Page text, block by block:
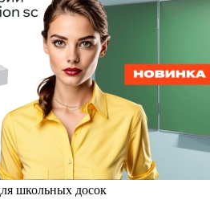
школьных досок